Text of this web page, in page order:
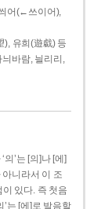
어(←쓰이어),
), 유희(遊戱) 등
바람, 늴리리,
의’는 [의]나 [에]
니라서 이 조
이 있다. 즉 첫음
’는 [에]로 발음할